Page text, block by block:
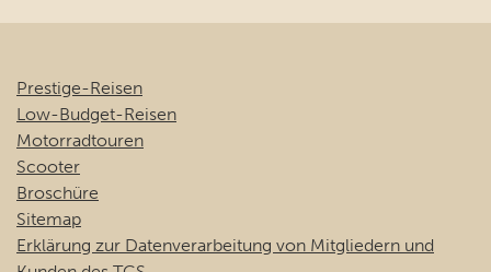
Prestige-Reisen
Low-Budget-Reisen
Motorradtouren
Scooter
Broschüre
Sitemap
Erklärung zur Datenverarbeitung von Mitgliedern und